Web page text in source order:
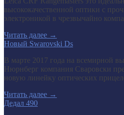
высококачественной оптики с
электроникой в чрезвычайно
Читать далее →
Новый Swarovski Ds
В марте 2017 года на всемирной
Нюрнберг компания Сваровски
новую линейку оптических
Читать далее →
Дедал 490